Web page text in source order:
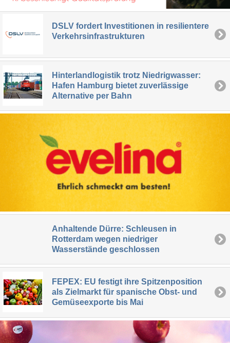
DSLV fordert Investitionen in resilientere
Verkehrsinfrastrukturen
Hinterlandlogistik trotz Niedrigwasser:
Hafen Hamburg bietet zuverlässige
Alternative per Bahn
Anhaltende Dürre: Schleusen in
Rotterdam wegen niedriger
Wasserstände geschlossen
FEPEX: EU festigt ihre Spitzenposition
als Zielmarkt für spanische Obst- und
Gemüseexporte bis Mai